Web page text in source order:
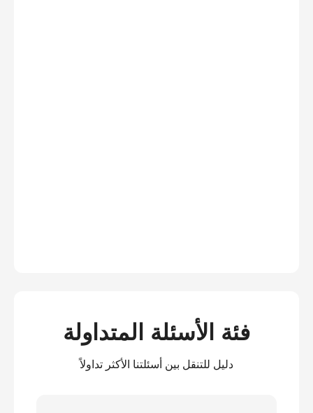
فئة الأسئلة المتداولة
دليل للتنقل بين أسئلتنا الأكثر تداولاً